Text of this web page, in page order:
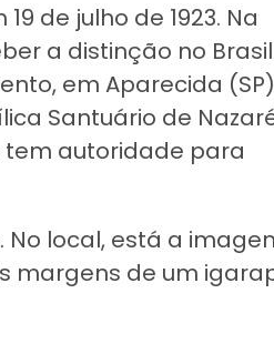
de julho de 1923. Na
a distinção no
em Aparecida
Santuário de
tem autoridade para
No local, está a
margens de um